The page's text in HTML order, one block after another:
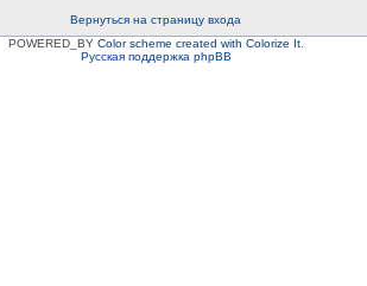
Вернуться на страницу входа
POWERED_BY Color scheme created with Colorize It.
Русская поддержка phpBB